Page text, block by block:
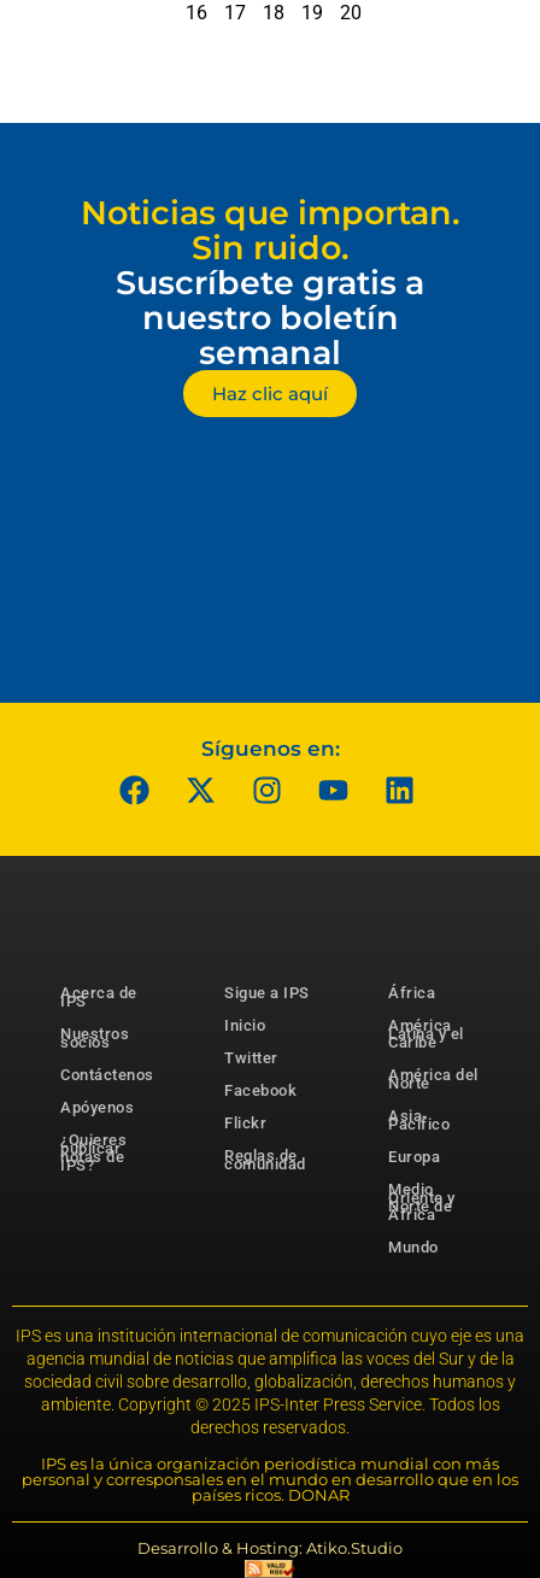
16 17 18 19 20
Noticias que importan.
Sin ruido.
Suscríbete gratis a
nuestro boletín
semanal
Haz clic aquí
Síguenos en:
Acerca de
IPS
Nuestros
socios
Contáctenos
Apóyenos
¿Quieres
publicar
notas de
IPS?
Sigue a IPS
Inicio
Twitter
Facebook
Flickr
Reglas de
comunidad
África
América
Latina y el
Caribe
América del
Norte
Asia-
Pacífico
Europa
Medio
Oriente y
Norte de
África
Mundo
IPS es una institución internacional de comunicación cuyo eje es una
agencia mundial de noticias que amplifica las voces del Sur y de la
sociedad civil sobre desarrollo, globalización, derechos humanos y
ambiente. Copyright © 2025 IPS-Inter Press Service. Todos los
derechos reservados.
IPS es la única organización periodística mundial con más
personal y corresponsales en el mundo en desarrollo que en los
países ricos. DONAR
Desarrollo & Hosting: Atiko.Studio